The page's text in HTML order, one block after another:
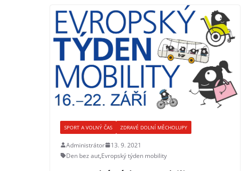
SPORT A VOLNÝ ČAS ZDRAVÉ DOLNÍ MĚCHOLUPY
Administrátor
13. 9. 2021
Den bez aut,Evropský týden mobility